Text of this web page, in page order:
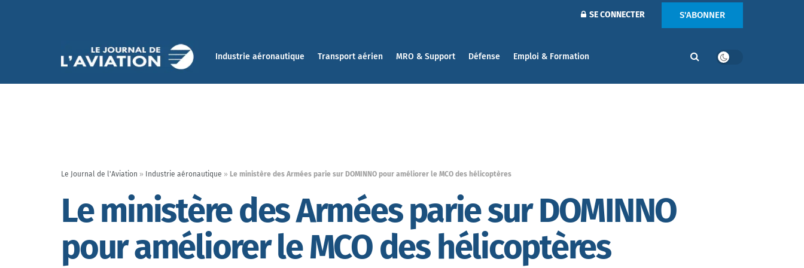
SE CONNECTER S'ABONNER
Industrie aéronautique Transport aérien MRO & Support Défense Emploi & Formation
Le Journal de l'Aviation » Industrie aéronautique » Le ministère des Armées parie sur DOMINNO pour améliorer le MCO des hélicoptères
Le ministère des Armées parie sur DOMINNO
pour améliorer le MCO des hélicoptères